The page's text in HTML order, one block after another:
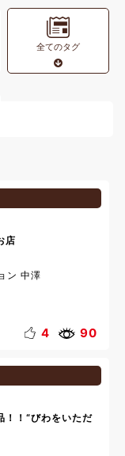
全てのタグ
店
ン 中澤
4 90
！！“びわをいただ